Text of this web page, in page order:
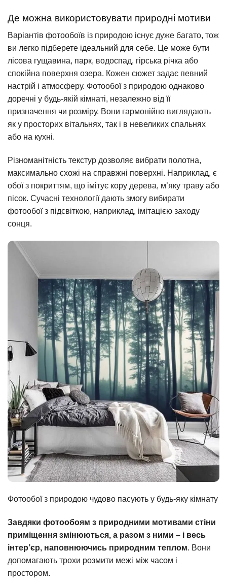
Де можна використовувати природні мотиви
Варіантів фотообоїв із природою існує дуже багато, тож
ви легко підберете ідеальний для себе. Це може бути
лісова гущавина, парк, водоспад, гірська річка або
спокійна поверхня озера. Кожен сюжет задає певний
настрій і атмосферу. Фотообої з природою однаково
доречні у будь-якій кімнаті, незалежно від її
призначення чи розміру. Вони гармонійно виглядають
як у просторих вітальнях, так і в невеликих спальнях
або на кухні.
Різноманітність текстур дозволяє вибрати полотна,
максимально схожі на справжні поверхні. Наприклад, є
обої з покриттям, що імітує кору дерева, м’яку траву або
пісок. Сучасні технології дають змогу вибирати
фотообої з підсвіткою, наприклад, імітацією заходу
сонця.
Фотообої з природою чудово пасують у будь-яку кімнату
Завдяки фотообоям з природними мотивами стіни
приміщення змінюються, а разом з ними – і весь
інтер’єр, наповнюючись природним теплом. Вони
допомагають трохи розмити межі між часом і
простором.